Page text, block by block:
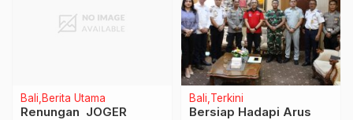
Bali Berita Utama
Renungan JOGER
Bali Terkini
Bersiap Hadapi Arus